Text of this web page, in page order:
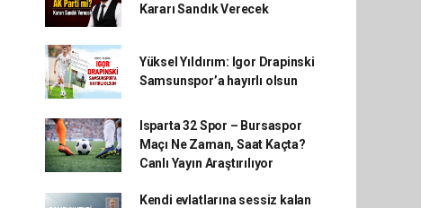
Kararı Sandık Verecek
Yüksel Yıldırım: Igor Drapinski
Samsunspor’a hayırlı olsun
Isparta 32 Spor – Bursaspor
Maçı Ne Zaman, Saat Kaçta?
Canlı Yayın Araştırılıyor
Kendi evlatlarına sessiz kalan